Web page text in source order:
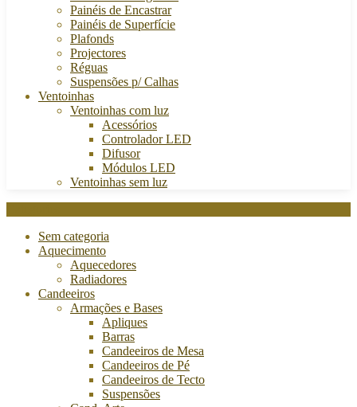
Painéis de Encastrar
Painéis de Superfície
Plafonds
Projectores
Réguas
Suspensões p/ Calhas
Ventoinhas
Ventoinhas com luz
Acessórios
Controlador LED
Difusor
Módulos LED
Ventoinhas sem luz
Sem categoria
Aquecimento
Aquecedores
Radiadores
Candeeiros
Armações e Bases
Apliques
Barras
Candeeiros de Mesa
Candeeiros de Pé
Candeeiros de Tecto
Suspensões